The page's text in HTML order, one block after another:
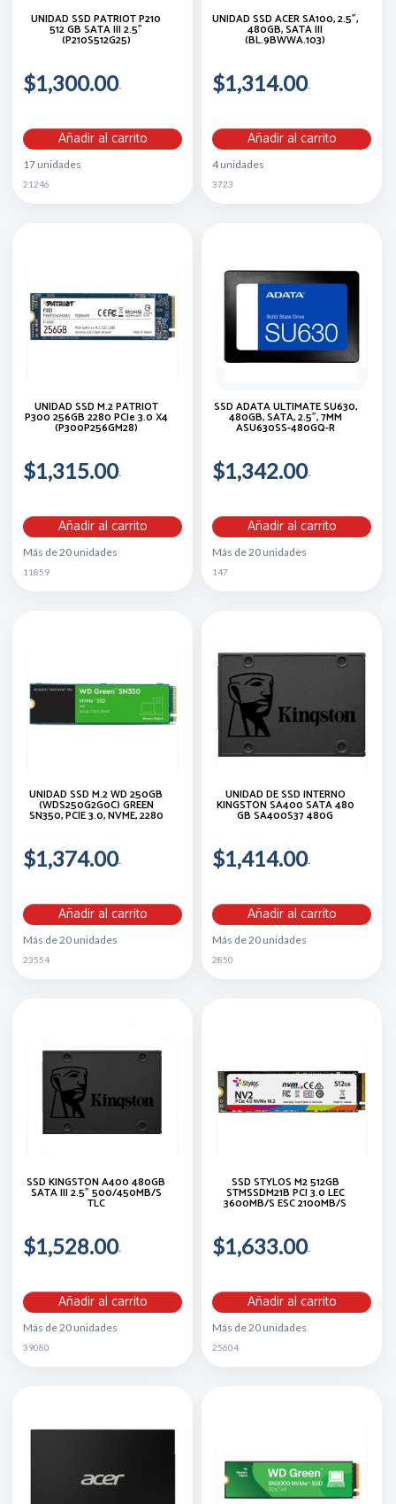
UNIDAD SSD PATRIOT P210
512 GB SATA III 2.5"
(P210S512G25)
$1,300.00
Añadir al carrito
17 unidades
21246
UNIDAD SSD ACER SA100, 2.5",
480GB, SATA III
(BL.9BWWA.103)
$1,314.00
Añadir al carrito
4 unidades
3723
UNIDAD SSD M.2 PATRIOT
P300 256GB 2280 PCIe 3.0 X4
(P300P256GM28)
$1,315.00
Añadir al carrito
Más de 20 unidades
11859
SSD ADATA ULTIMATE SU630,
480GB, SATA, 2.5", 7MM
ASU630SS-480GQ-R
$1,342.00
Añadir al carrito
Más de 20 unidades
147
UNIDAD SSD M.2 WD 250GB
(WDS250G2G0C) GREEN
SN350, PCIE 3.0, NVME, 2280
$1,374.00
Añadir al carrito
Más de 20 unidades
23554
UNIDAD DE SSD INTERNO
KINGSTON SA400 SATA 480
GB SA400S37 480G
$1,414.00
Añadir al carrito
Más de 20 unidades
2850
SSD KINGSTON A400 480GB
SATA III 2.5” 500/450MB/S
TLC
$1,528.00
Añadir al carrito
Más de 20 unidades
39080
SSD STYLOS M2 512GB
STMSSDM21B PCI 3.0 LEC
3600MB/S ESC 2100MB/S
$1,633.00
Añadir al carrito
Más de 20 unidades
25604